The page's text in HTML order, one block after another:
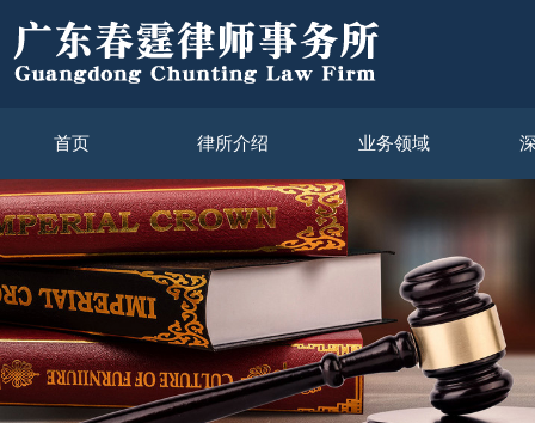
首页 律所介绍 业务领域